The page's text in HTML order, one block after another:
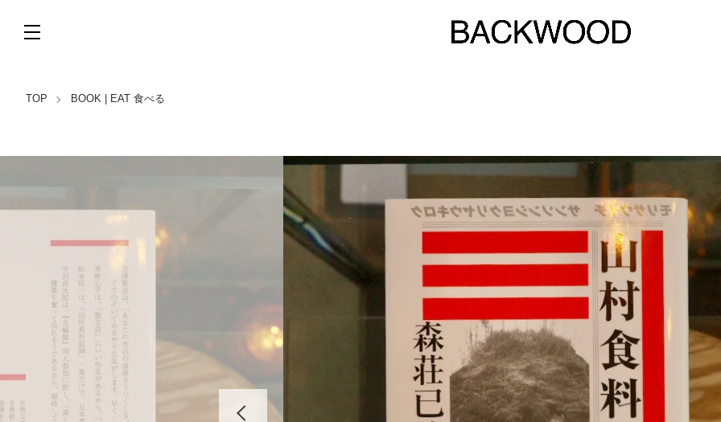
TOP BOOK | EAT 食べる